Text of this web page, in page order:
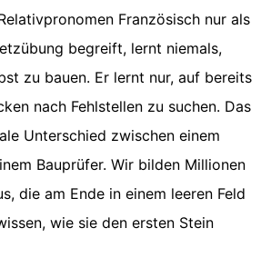
Französisch nur als
begreift, lernt niemals,
zu bauen. Er lernt nur, auf bereits
nach Fehlstellen zu suchen. Das
Unterschied zwischen einem
Bauprüfer. Wir bilden Millionen
die am Ende in einem leeren Feld
wie sie den ersten Stein